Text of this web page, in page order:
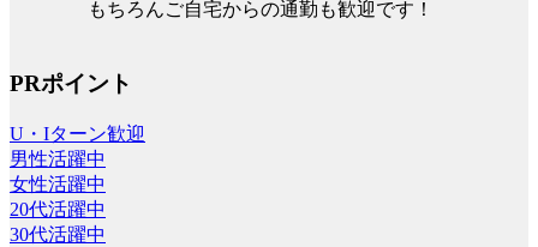
もちろんご自宅からの通勤も歓迎です！
PRポイント
U・Iターン歓迎
男性活躍中
女性活躍中
20代活躍中
30代活躍中